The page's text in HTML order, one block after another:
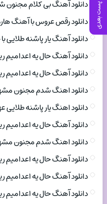
پست بعدی
دانلود آهنگ بی کلام مجنون
دانلود رقص عروس با آهنگ
دانلود آهنگ یار پاشنه
دانلود آهنگ حال یه اعدامیم
دانلود آهنگ حال یه
دانلود اهنگ شدم مجنون
دانلود اهنگ یار پاشنه طلایی
دانلود آهنگ حال یه اعدامیم
دانلود اهنگ شدم مجنون
دانلود آهنگ حال یه اعدامیم
دانلود آهنگ حال یه
دانلود آهنگ حال یه